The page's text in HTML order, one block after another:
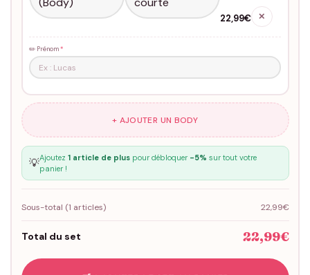
22,99€ ✕
✏️ Prénom*
+ AJOUTER UN BODY
💡Ajoutez 1 article de pluspour débloquer -5% sur tout votre
panier !
Sous-total (1 articles) 22,99€
Total du set 22,99€